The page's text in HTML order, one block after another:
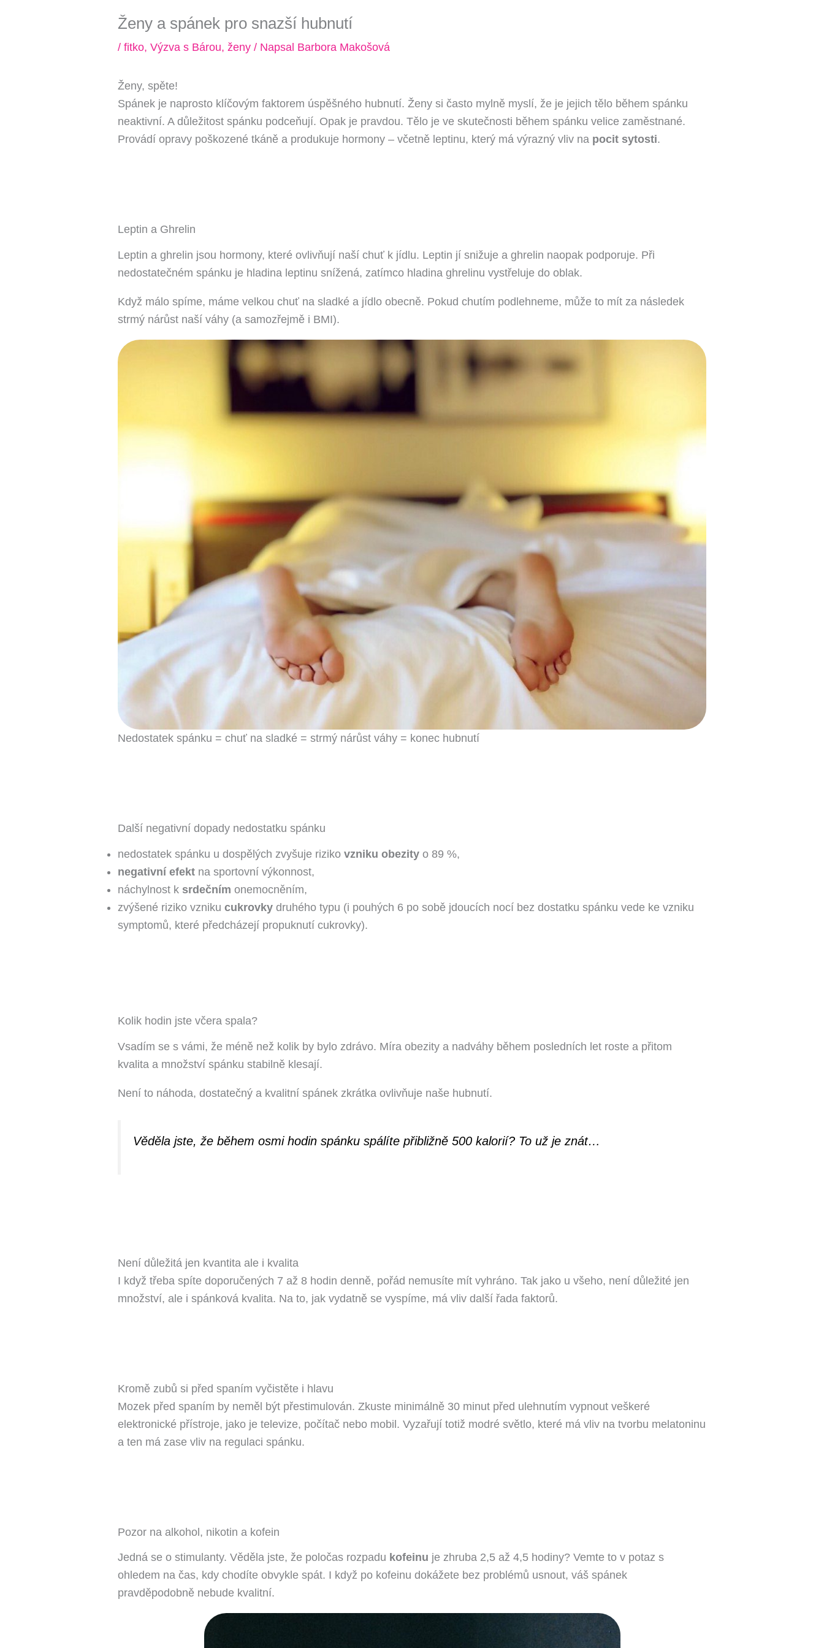
Ženy a spánek pro snazší hubnutí
/fitko,Výzva s Bárou,ženy/ Napsal Barbora Makošová
Ženy, spěte!
Spánek je naprosto klíčovým faktorem úspěšného hubnutí. Ženy si často mylně myslí, že je jejich tělo během spánku
neaktivní. A důležitost spánku podceňují. Opak je pravdou. Tělo je ve skutečnosti během spánku velice zaměstnané.
Provádí opravy poškozené tkáně a produkuje hormony – včetně leptinu, který má výrazný vliv napocit sytosti.
Leptin a Ghrelin
Leptin a ghrelin jsou hormony, které ovlivňují naší chuť k jídlu. Leptin jí snižuje a ghrelin naopak podporuje. Při
nedostatečném spánku je hladina leptinu snížená, zatímco hladina ghrelinu vystřeluje do oblak.
Když málo spíme, máme velkou chuť na sladké a jídlo obecně. Pokud chutím podlehneme, může to mít za následek
strmý nárůst naší váhy (a samozřejmě i BMI).
Nedostatek spánku = chuť na sladké = strmý nárůst váhy = konec hubnutí
Další negativní dopady nedostatku spánku
nedostatek spánku u dospělých zvyšuje rizikovzniku obezityo 89 %,
negativní efektna sportovní výkonnost,
náchylnost ksrdečnímonemocněním,
zvýšené riziko vznikucukrovkydruhého typu (i pouhých 6 po sobě jdoucích nocí bez dostatku spánku vede ke vzniku
symptomů, které předcházejí propuknutí cukrovky).
Kolik hodin jste včera spala?
Vsadím se s vámi, že méně než kolik by bylo zdrávo. Míra obezity a nadváhy během posledních let roste a přitom
kvalita a množství spánku stabilně klesají.
Není to náhoda, dostatečný a kvalitní spánek zkrátka ovlivňuje naše hubnutí.
Věděla jste, že během osmi hodin spánku spálíte přibližně 500 kalorií? To už je znát…
Není důležitá jen kvantita ale i kvalita
I když třeba spíte doporučených 7 až 8 hodin denně, pořád nemusíte mít vyhráno. Tak jako u všeho, není důležité jen
množství, ale i spánková kvalita. Na to, jak vydatně se vyspíme, má vliv další řada faktorů.
Kromě zubů si před spaním vyčistěte i hlavu
Mozek před spaním by neměl být přestimulován. Zkuste minimálně 30 minut před ulehnutím vypnout veškeré
elektronické přístroje, jako je televize, počítač nebo mobil. Vyzařují totiž modré světlo, které má vliv na tvorbu melatoninu
a ten má zase vliv na regulaci spánku.
Pozor na alkohol, nikotin a kofein
Jedná se o stimulanty. Věděla jste, že poločas rozpadukofeinuje zhruba 2,5 až 4,5 hodiny? Vemte to v potaz s
ohledem na čas, kdy chodíte obvykle spát. I když po kofeinu dokážete bez problémů usnout, váš spánek
pravděpodobně nebude kvalitní.